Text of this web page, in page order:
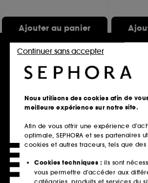
Ajouter au panier
NUXE
Prodigieux
Le Parfum
34
À partir de
38,00€
CHANEL
À partir de
Nous utilisons des cookies afin de
meilleure expérience sur notre site.
Afin de vous offrir une expérience
optimale, SEPHORA et ses partenaires
cookies et autres traceurs, tels que des
Cookies techniques : ils sont
vous permettre d’accéder aux
catégories, produits et services du
Continuer sans accepter